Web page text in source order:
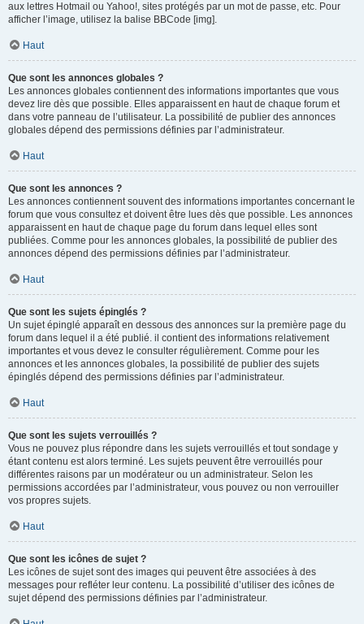
aux lettres Hotmail ou Yahoo!, sites protégés par un mot de passe, etc. Pour
afficher l’image, utilisez la balise BBCode [img].
Haut
Que sont les annonces globales ?
Les annonces globales contiennent des informations importantes que vous
devez lire dès que possible. Elles apparaissent en haut de chaque forum et
dans votre panneau de l’utilisateur. La possibilité de publier des annonces
globales dépend des permissions définies par l’administrateur.
Haut
Que sont les annonces ?
Les annonces contiennent souvent des informations importantes concernant le
forum que vous consultez et doivent être lues dès que possible. Les annonces
apparaissent en haut de chaque page du forum dans lequel elles sont
publiées. Comme pour les annonces globales, la possibilité de publier des
annonces dépend des permissions définies par l’administrateur.
Haut
Que sont les sujets épinglés ?
Un sujet épinglé apparaît en dessous des annonces sur la première page du
forum dans lequel il a été publié. il contient des informations relativement
importantes et vous devez le consulter régulièrement. Comme pour les
annonces et les annonces globales, la possibilité de publier des sujets
épinglés dépend des permissions définies par l’administrateur.
Haut
Que sont les sujets verrouillés ?
Vous ne pouvez plus répondre dans les sujets verrouillés et tout sondage y
étant contenu est alors terminé. Les sujets peuvent être verrouillés pour
différentes raisons par un modérateur ou un administrateur. Selon les
permissions accordées par l’administrateur, vous pouvez ou non verrouiller
vos propres sujets.
Haut
Que sont les icônes de sujet ?
Les icônes de sujet sont des images qui peuvent être associées à des
messages pour refléter leur contenu. La possibilité d’utiliser des icônes de
sujet dépend des permissions définies par l’administrateur.